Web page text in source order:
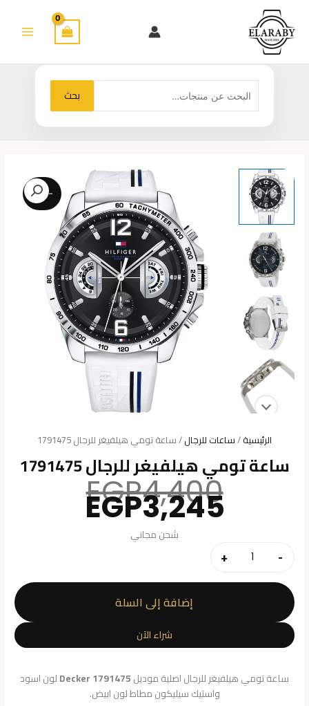
المحتوى
البحث
عن:
بحث
-26%
الرئيسية/ساعات للرجال/ ساعة تومي هيلفيغر للرجال 1791475
ساعة تومي هيلفيغر للرجال 1791475
EGP4,400 السعر
الأصليEGP3,245
شحن مجاني
-
كمية
ساعة
تومي
هيلفيغر
للرجال
1791475
+
إضافة إلى السلة
شراء الآن
ساعة تومي هيلفيغر للرجال اصلية موديل
لون اسود
واستيك سيليكون مطاط لون ابيض.